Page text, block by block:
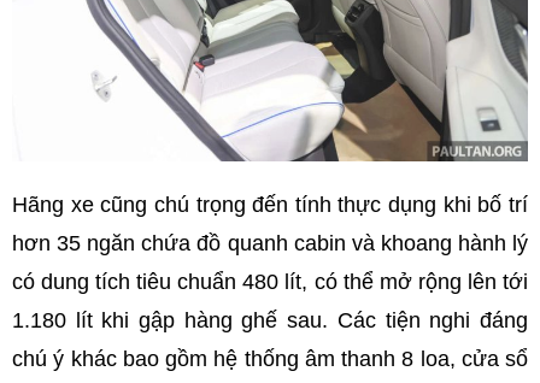
Hãng xe cũng chú trọng đến tính thực dụng khi bố trí
hơn 35 ngăn chứa đồ quanh cabin và khoang hành lý
có dung tích tiêu chuẩn 480 lít, có thể mở rộng lên tới
1.180 lít khi gập hàng ghế sau. Các tiện nghi đáng
chú ý khác bao gồm hệ thống âm thanh 8 loa, cửa sổ